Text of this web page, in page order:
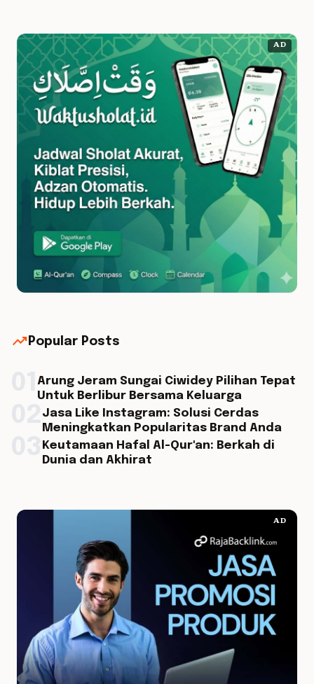
AD
trending_up Popular Posts
Arung Jeram Sungai Ciwidey Pilihan Tepat
Untuk Berlibur Bersama Keluarga
Jasa Like Instagram: Solusi Cerdas
Meningkatkan Popularitas Brand Anda
Keutamaan Hafal Al-Qur'an: Berkah di
Dunia dan Akhirat
AD